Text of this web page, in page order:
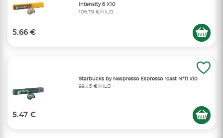
Intensity 6 X10
106,79 €/KILO
5.66 €
Starbucks by Nespresso Espresso roast N°11 x10
99,45 €/KILO
5.47 €